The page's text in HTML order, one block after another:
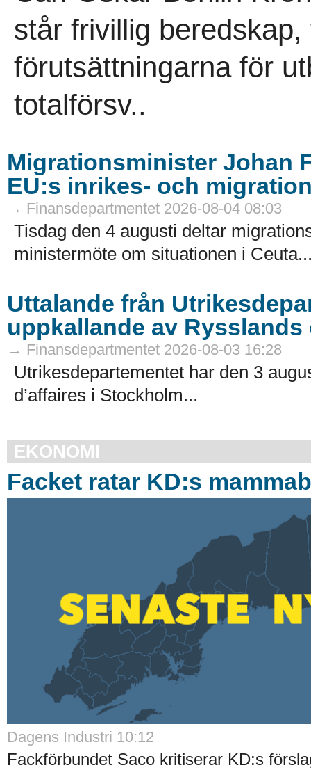
står frivillig
förutsättningarna för
totalförsv..
Migrationsminister Johan
EU:s inrikes- och
→ Finansdepartmentet 2026-08-04 08:03
Tisdag den 4 augusti deltar
ministermöte om situationen i
Uttalande från
uppkallande av Rysslands
→ Finansdepartmentet 2026-08-03 16:28
Utrikesdepartementet har den 3
d’affaires i Stockholm...
EKONOMI
Facket ratar KD:s
Dagens Industri 10:12
Fackförbundet Saco kritiserar KD:s